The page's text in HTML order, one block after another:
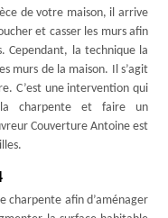
de votre maison, il arrive
et casser les murs afin
Cependant, la technique la
murs de la maison. Il s’agit
C’est une intervention qui
charpente et faire un
Couverture Antoine est
charpente afin d’aménager